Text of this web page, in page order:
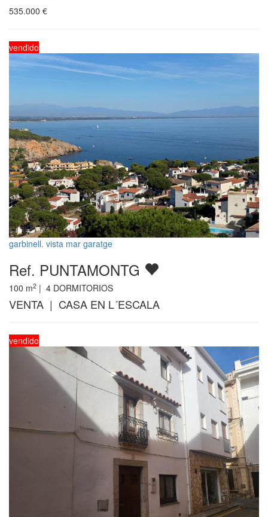
535.000 €
vendido
garbinell. vista mar garatge
Ref. PUNTAMONTG
100 m2 | 4 DORMITORIOS
VENTA | CASA EN L´ESCALA
vendido